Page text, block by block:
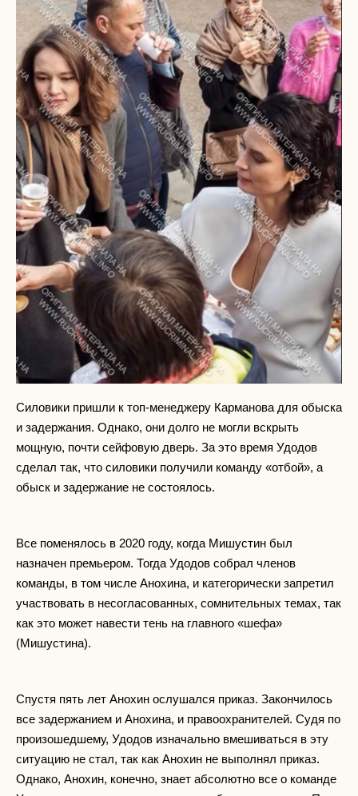
Силовики пришли к топ-менеджеру Карманова для обыска
и задержания. Однако, они долго не могли вскрыть
мощную, почти сейфовую дверь. За это время Удодов
сделал так, что силовики получили команду «отбой», а
обыск и задержание не состоялось.
Все поменялось в 2020 году, когда Мишустин был
назначен премьером. Тогда Удодов собрал членов
команды, в том числе Анохина, и категорически запретил
участвовать в несогласованных, сомнительных темах, так
как это может навести тень на главного «шефа»
(Мишустина).
Спустя пять лет Анохин ослушался приказ. Закончилось
все задержанием и Анохина, и правоохранителей. Судя по
произошедшему, Удодов изначально вмешиваться в эту
ситуацию не стал, так как Анохин не выполнял приказ.
Однако, Анохин, конечно, знает абсолютно все о команде